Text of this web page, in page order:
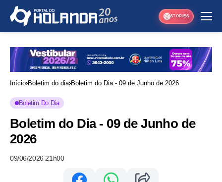
STORIES
Início Boletim do dia Boletim do Dia - 09 de Junho de 2026
Boletim Do Dia
Boletim do Dia - 09 de Junho de
2026
09/06/2026 21h00